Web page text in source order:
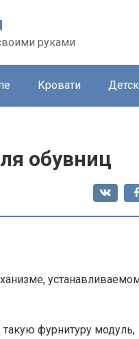
руками
Кровати
обувниц
фурнитуру модуль,